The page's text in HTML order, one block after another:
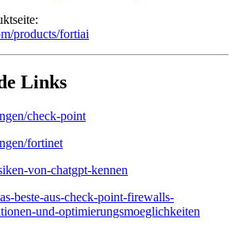
products/fortiai
Links
check-point
fortinet
von-chatgpt-kennen
beste-aus-check-point-firewalls-
und-optimierungsmoeglichkeiten